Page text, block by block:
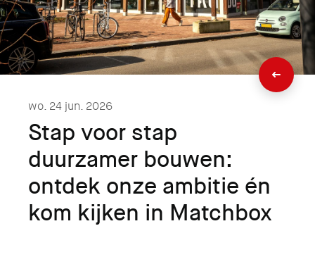
wo. 24 jun. 2026
Stap voor stap
duurzamer bouwen:
ontdek onze ambitie én
kom kijken in Matchbox